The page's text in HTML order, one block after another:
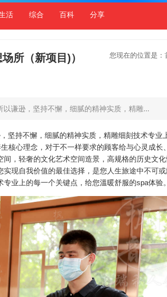
活 综合 百科 分享
您现在的位置是：
所（新项目)）
谦逊，坚持不懈，细腻的精神实质，精雕...
坚持不懈，细腻的精神实质，精雕细刻技术专业
核心理念，对于不一样要求的顾客给与心灵成长
，轻奢的文化艺术空间造景，高规格的历史文
现自我价值的最佳选择，是您人生旅途中不可或
业上的每一个关键点，给您溫暖舒服的spa体验。